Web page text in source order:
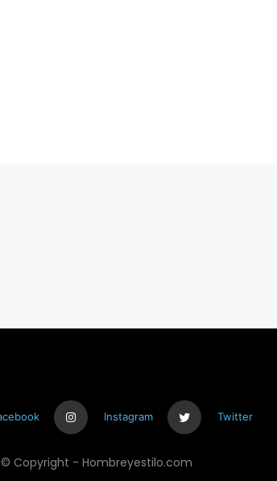
Instagram Twitter
© Copyright - Hombreyestilo.com